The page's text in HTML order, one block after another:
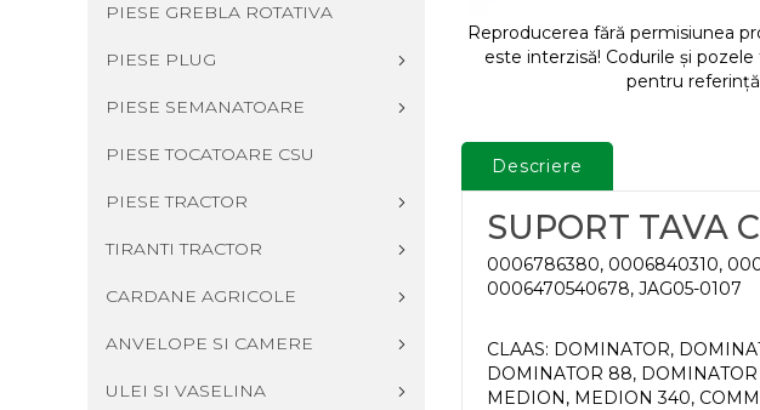
PIESE GREBLA ROTATIVA
PIESE PLUG
PIESE SEMANATOARE
PIESE TOCATOARE CSU
PIESE TRACTOR
TIRANTI TRACTOR
CARDANE AGRICOLE
ANVELOPE SI CAMERE
ULEI SI VASELINA
Reproducerea fără permisiunea
este interzisă! Codurile și
pentru
Descriere
SUPORT TAVA
0006786380, 0006840310,
0006470540678, JAG05-0107
CLAAS: DOMINATOR,
DOMINATOR 88,
MEDION, MEDION 340,